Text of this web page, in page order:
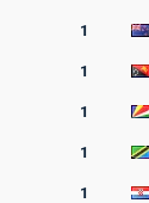
1
1
1
1
1